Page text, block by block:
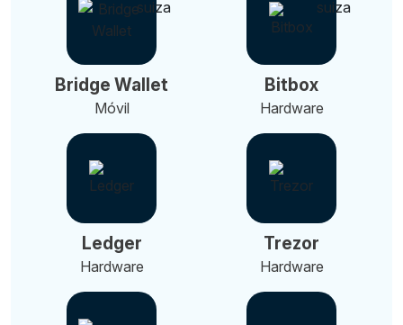
Bridge Wallet
Móvil
Bitbox
Hardware
Ledger
Hardware
Trezor
Hardware